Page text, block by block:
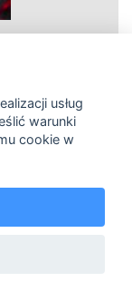
usług
warunki
cookie w